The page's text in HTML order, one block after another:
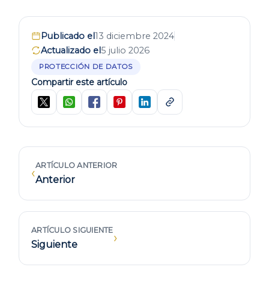
Publicado el13 diciembre 2024
Actualizado el5 julio 2026
PROTECCIÓN DE DATOS
Compartir este artículo
‹ARTÍCULO ANTERIOR
Anterior
ARTÍCULO SIGUIENTE
Siguiente ›